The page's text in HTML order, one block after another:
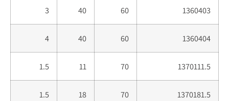
1360403
60
40
3
1360404
60
40
4
1370111.5
70
11
1.5
1370181.5
70
18
1.5